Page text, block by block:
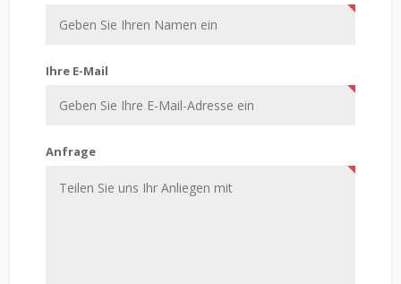
Ihre E-Mail
Anfrage